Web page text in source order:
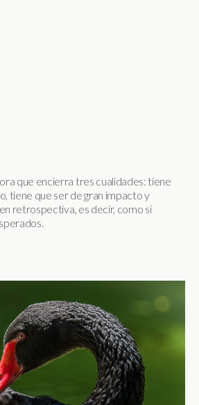
que encierra tres cualidades: tiene
tiene que ser de gran impacto y
retrospectiva, es decir, como si